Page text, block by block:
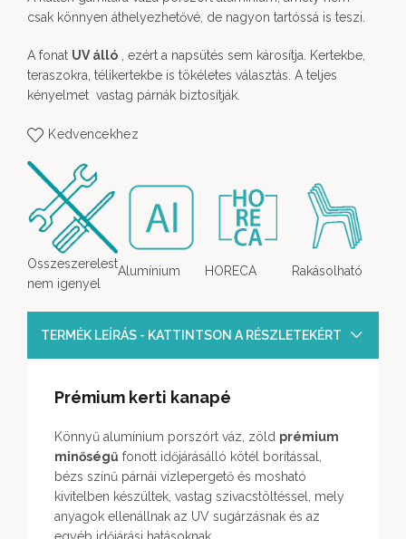
csak könnyen áthelyezhetővé, de nagyon tartóssá is teszi.
A fonat UV álló , ezért a napsütés sem károsítja. Kertekbe,
teraszokra, télikertekbe is tökéletes választás. A teljes
kényelmet vastag párnák biztosítják.
Kedvencekhez
Osszeszerelest
nem igenyel
Alumínium HORECA Rakásolható
TERMÉK LEÍRÁS - KATTINTSON A RÉSZLETEKÉRT
Prémium kerti kanapé
Könnyű alumínium porszórt váz, zöld prémium
minőségű fonott időjárásálló kötél borítással,
bézs színű párnái vízlepergető és mosható
kivitelben készültek, vastag szivacstöltéssel, mely
anyagok ellenállnak az UV sugárzásnak és az